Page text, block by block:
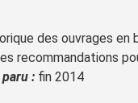
des ouvrages
recommandations
: fin 2014